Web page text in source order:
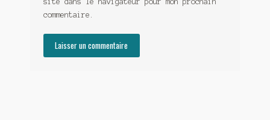
site dans le navigateur pour mon prochain
commentaire.